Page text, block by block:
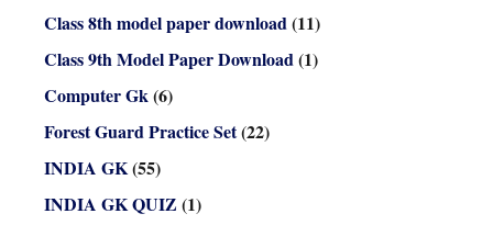
Class 8th model paper download(11)
Class 9th Model Paper Download(1)
Computer Gk(6)
Forest Guard Practice Set(22)
INDIA GK(55)
INDIA GK QUIZ (1)